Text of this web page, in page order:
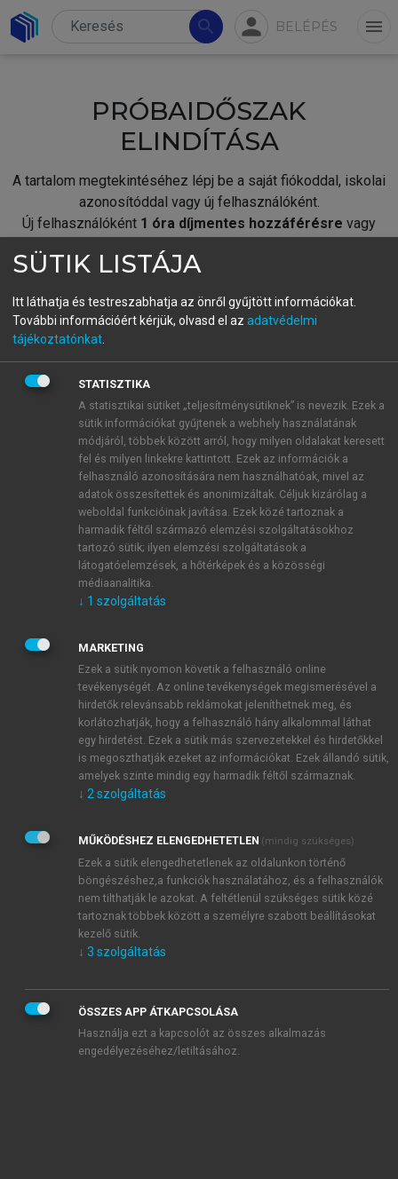
search person BELÉPÉS menu
PRÓBAIDŐSZAK
ELINDÍTÁSA
A tartalom megtekintéséhez lépj be a saját fiókoddal, iskolai
azonosítóddal vagy új felhasználóként.
Új felhasználóként 1 óra díjmentes hozzáférésre vagy
fiókoddal,vagy hozz létre új fiókot.
A regisztráció után apróbaidőszakautomatikusan
BELÉPÉS SAJÁT FIÓKKAL
ÚJ FIÓK LÉTREHOZÁSA
1 óra díjmentes hozzáférés
E-MAIL-CÍM
JELSZÓ
JELSZÓ ÚJRA
Kérek értesítést a MeRSZ újdonságairól, akcióiról.
Kérek értesítést az Akadémiai Kiadó Zrt. újdonságairól,
Adatkezelési tájékoztatóbanfoglaltakat tudomásul
veszem és elfogadom.
Általános vásárlási feltételeket, valamint a szotar.netés a
mersz.huoldalak licencszerződéseiben foglaltakat
tudomásul veszem és elfogadom.
KIPRÓBÁLOM
SÜTIK LISTÁJA
Itt láthatja és testreszabhatja az önről gyűjtött információkat.
További információért kérjük, olvasd el az adatvédelmi
tájékoztatónkat
STATISZTIKA
A statisztikai sütiket „teljesítménysütiknek” is nevezik. Ezek a
sütik információkat gyűjtenek a webhely használatának
módjáról, többek között arról, hogy milyen oldalakat keresett
fel és milyen linkekre kattintott. Ezek az információk a
felhasználó azonosítására nem használhatóak, mivel az
adatok összesítettek és anonimizáltak. Céljuk kizárólag a
weboldal funkcióinak javítása. Ezek közé tartoznak a
harmadik féltől származó elemzési szolgáltatásokhoz
tartozó sütik; ilyen elemzési szolgáltatások a
látogatóelemzések, a hőtérképek és a közösségi
médiaanalitika.
↓ 1 szolgáltatás
MARKETING
Ezek a sütik nyomon követik a felhasználó online
tevékenységét. Az online tevékenységek megismerésével a
hirdetők relevánsabb reklámokat jeleníthetnek meg, és
korlátozhatják, hogy a felhasználó hány alkalommal láthat
egy hirdetést. Ezek a sütik más szervezetekkel és hirdetőkkel
is megoszthatják ezeket az információkat. Ezek állandó sütik,
amelyek szinte mindig egy harmadik féltől származnak.
↓ 2 szolgáltatás
MŰKÖDÉSHEZ ELENGEDHETETLEN (mindig szükséges)
Ezek a sütik elengedhetetlenek az oldalunkon történő
böngészéshez,a funkciók használatához, és a felhasználók
nem tilthatják le azokat. A feltétlenül szükséges sütik közé
tartoznak többek között a személyre szabott beállításokat
kezelő sütik.
↓ 3 szolgáltatás
ÖSSZES APP ÁTKAPCSOLÁSA
Használja ezt a kapcsolót az összes alkalmazás
engedélyezéséhez/letiltásához.